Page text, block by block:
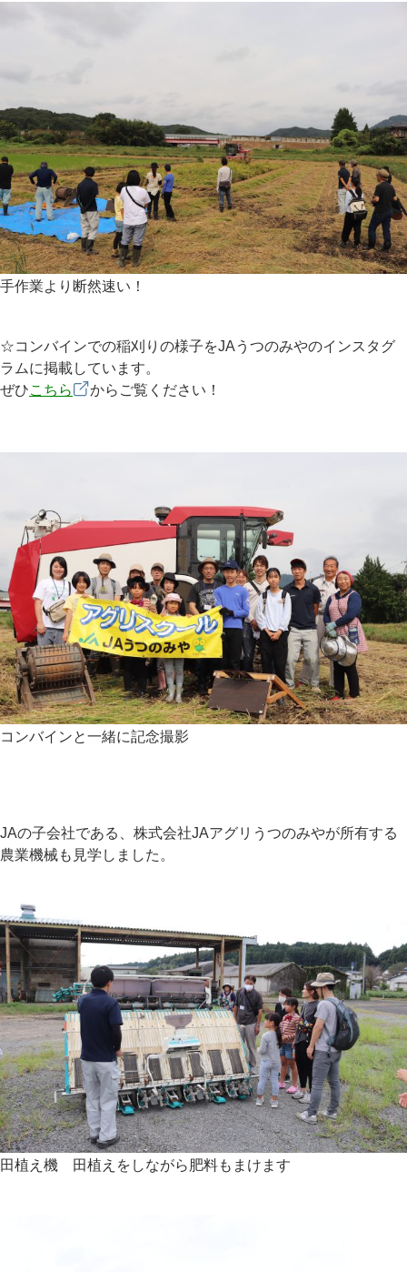
手作業より断然速い！
☆コンバインでの稲刈りの様子をJAうつのみやのインスタグ
ラムに掲載しています。
ぜひこちら からご覧ください！
コンバインと一緒に記念撮影
JAの子会社である、株式会社JAアグリうつのみやが所有する
農業機械も見学しました。
田植え機 田植えをしながら肥料もまけます